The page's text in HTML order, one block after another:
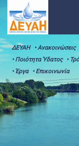
ΔΕΥΑΗ • Ανακοινώσεις
• Ποιότητα Ύδατος
•
• Έργα
• Επικοινωνία